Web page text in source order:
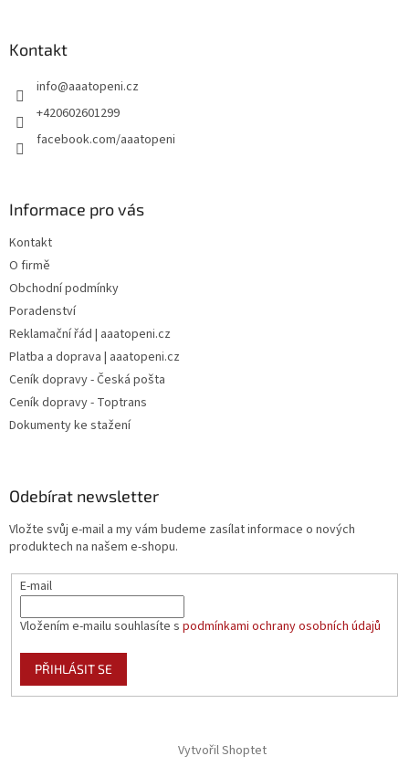
Kontakt
info@aaatopeni.cz
+420602601299
facebook.com/aaatopeni
Informace pro vás
Kontakt
O firmě
Obchodní podmínky
Poradenství
Reklamační řád | aaatopeni.cz
Platba a doprava | aaatopeni.cz
Ceník dopravy - Česká pošta
Ceník dopravy - Toptrans
Dokumenty ke stažení
Odebírat newsletter
Vložte svůj e-mail a my vám budeme zasílat informace o nových
produktech na našem e-shopu.
E-mail
Vložením e-mailu souhlasíte s podmínkami ochrany osobních údajů
PŘIHLÁSIT SE
Vytvořil Shoptet